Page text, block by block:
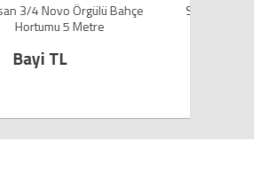
Sertsan 3/4 Garden Örgülü Bahçe
Hortumu 5 Metre
Bayi TL